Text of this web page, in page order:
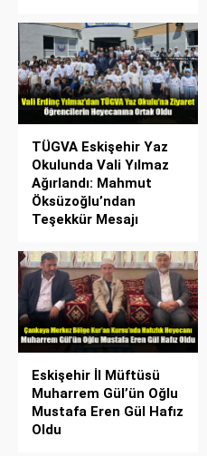
TÜGVA Eskişehir Yaz
Okulunda Vali Yılmaz
Ağırlandı: Mahmut
Öksüzoğlu’ndan
Teşekkür Mesajı
Eskişehir İl Müftüsü
Muharrem Gül’ün Oğlu
Mustafa Eren Gül Hafız
Oldu